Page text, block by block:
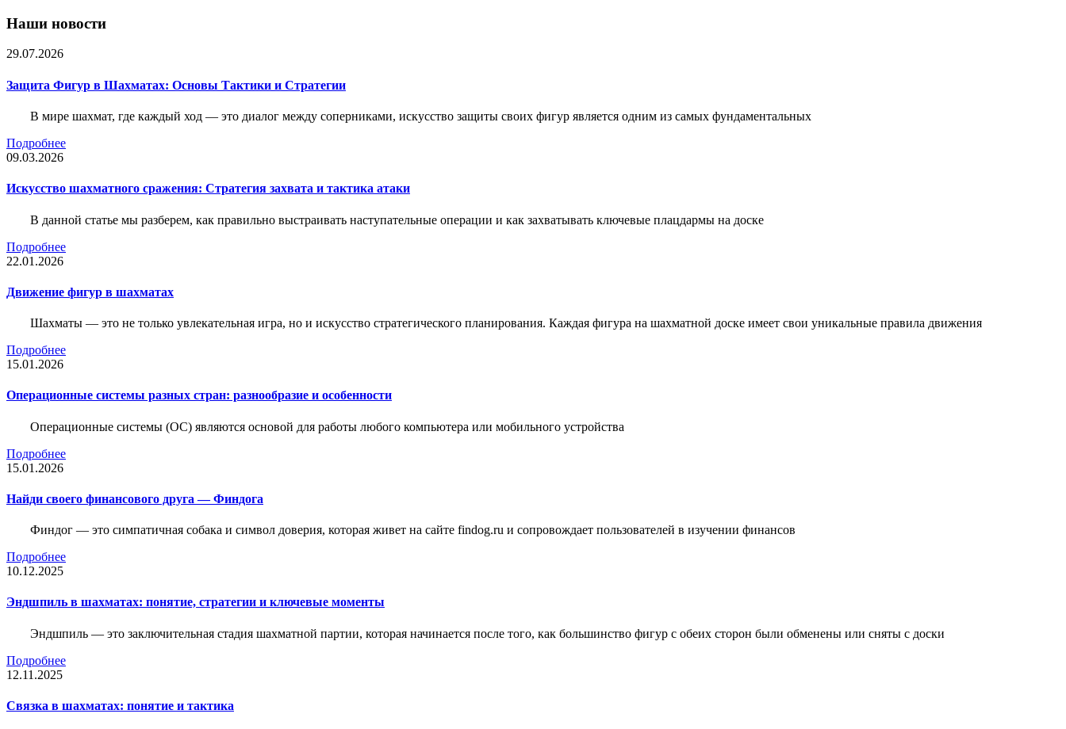
Наши новости
29.07.2026
Защита Фигур в Шахматах: Основы Тактики и Стратегии
В мире шахмат, где каждый ход — это диалог между соперниками, искусство защиты своих фигур является одним из самых фундаментальных
Подробнее
09.03.2026
Искусство шахматного сражения: Стратегия захвата и тактика атаки
В данной статье мы разберем, как правильно выстраивать наступательные операции и как захватывать ключевые плацдармы на доске
Подробнее
22.01.2026
Движение фигур в шахматах
Шахматы — это не только увлекательная игра, но и искусство стратегического планирования. Каждая фигура на шахматной доске имеет свои уникальные правила движения
Подробнее
15.01.2026
Операционные системы разных стран: разнообразие и особенности
Операционные системы (ОС) являются основой для работы любого компьютера или мобильного устройства
Подробнее
15.01.2026
Найди своего финансового друга — Финдога
Финдог — это симпатичная собака и символ доверия, которая живет на сайте findog.ru и сопровождает пользователей в изучении финансов
Подробнее
10.12.2025
Эндшпиль в шахматах: понятие, стратегии и ключевые моменты
Эндшпиль — это заключительная стадия шахматной партии, которая начинается после того, как большинство фигур с обеих сторон были обменены или сняты с доски
Подробнее
12.11.2025
Связка в шахматах: понятие и тактика